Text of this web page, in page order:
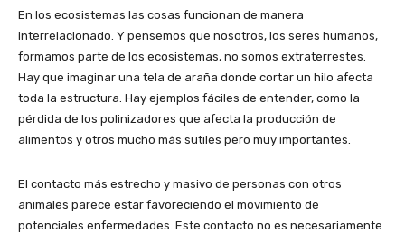
En los ecosistemas las cosas funcionan de manera
interrelacionado. Y pensemos que nosotros, los seres humanos,
formamos parte de los ecosistemas, no somos extraterrestes.
Hay que imaginar una tela de araña donde cortar un hilo afecta
toda la estructura. Hay ejemplos fáciles de entender, como la
pérdida de los polinizadores que afecta la producción de
alimentos y otros mucho más sutiles pero muy importantes.
El contacto más estrecho y masivo de personas con otros
animales parece estar favoreciendo el movimiento de
potenciales enfermedades. Este contacto no es necesariamente